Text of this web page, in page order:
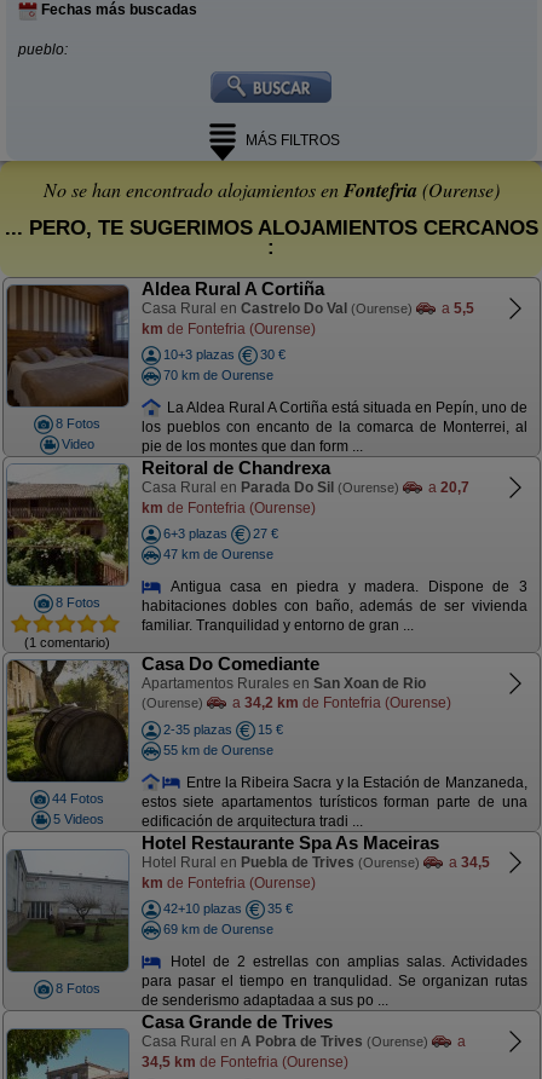
Fechas más buscadas
pueblo:
MÁS FILTROS
No se han encontrado alojamientos enFontefria (Ourense)
... PERO, TE SUGERIMOS ALOJAMIENTOS CERCANOS
:
8 Fotos
Video
Aldea Rural A Cortiña
Casa Rural en Castrelo Do Val (Ourense) a 5,5
km de Fontefria (Ourense)
10+3 plazas
30 €
70 km de Ourense
La Aldea Rural A Cortiña está situada en Pepín, uno de
los pueblos con encanto de la comarca de Monterrei, al
pie de los montes que dan form ...
8 Fotos
(1 comentario)
Reitoral de Chandrexa
Casa Rural en Parada Do Sil (Ourense) a 20,7
km de Fontefria (Ourense)
6+3 plazas
27 €
47 km de Ourense
Antigua casa en piedra y madera. Dispone de 3
habitaciones dobles con baño, además de ser vivienda
familiar. Tranquilidad y entorno de gran ...
44 Fotos
5 Videos
Casa Do Comediante
Apartamentos Rurales en San Xoan de Rio
(Ourense) a 34,2 km de Fontefria (Ourense)
2-35 plazas
15 €
55 km de Ourense
Entre la Ribeira Sacra y la Estación de Manzaneda,
estos siete apartamentos turísticos forman parte de una
edificación de arquitectura tradi ...
8 Fotos
Hotel Restaurante Spa As Maceiras
Hotel Rural en Puebla de Trives (Ourense) a 34,5
km de Fontefria (Ourense)
42+10 plazas
35 €
69 km de Ourense
Hotel de 2 estrellas con amplias salas. Actividades
para pasar el tiempo en tranqulidad. Se organizan rutas
de senderismo adaptadaa a sus po ...
Casa Grande de Trives
Casa Rural en A Pobra de Trives (Ourense)
a
34,5 km de Fontefria (Ourense)